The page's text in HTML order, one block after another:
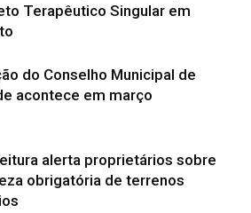
Terapêutico Singular em
do Conselho Municipal de
acontece em março
alerta proprietários sobre
obrigatória de terrenos